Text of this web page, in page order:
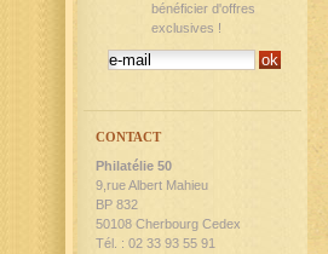
bénéficier d'offres
exclusives !
CONTACT
Philatélie 50
9,rue Albert Mahieu
BP 832
50108 Cherbourg Cedex
Tél. : 02 33 93 55 91